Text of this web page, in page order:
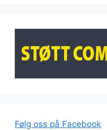
Følg oss på Facebook